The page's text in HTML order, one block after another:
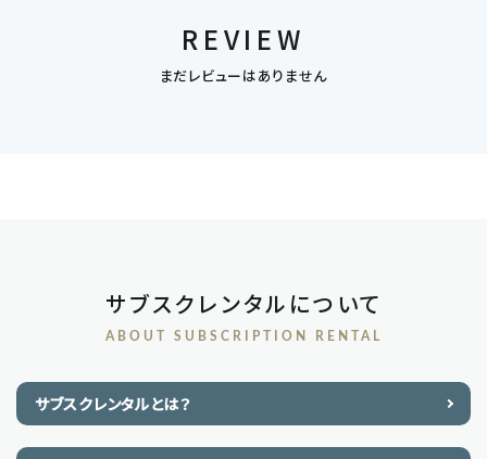
REVIEW
まだレビューはありません
サブスクレンタルについて
ABOUT SUBSCRIPTION RENTAL
サブスクレンタルとは？